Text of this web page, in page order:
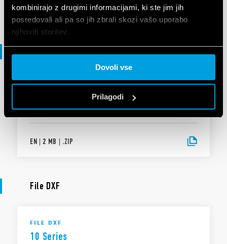
kombinirajo z drugimi informacijami, ki ste jim jih
posredovali ali pa so jih zbrali skozi vašo uporabo
njihovih storitev.
Cookie policy.
Dovoli vse
Prilagodi
EN|| .PDF
File 3D
EN | 2 MB | .ZIP
File DXF
FILE DXF
10 Series